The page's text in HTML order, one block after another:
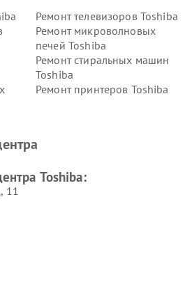
Ремонт телевизоров Toshiba
Ремонт микроволновых
печей Toshiba
Ремонт стиральных машин
Toshiba
Ремонт принтеров Toshiba
Toshiba:
11